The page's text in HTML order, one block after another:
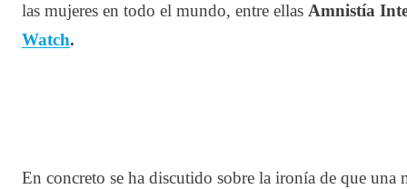
las mujeres en todo el mundo, entre ellas Amnistía
Watch.
En concreto se ha discutido sobre la ironía de que